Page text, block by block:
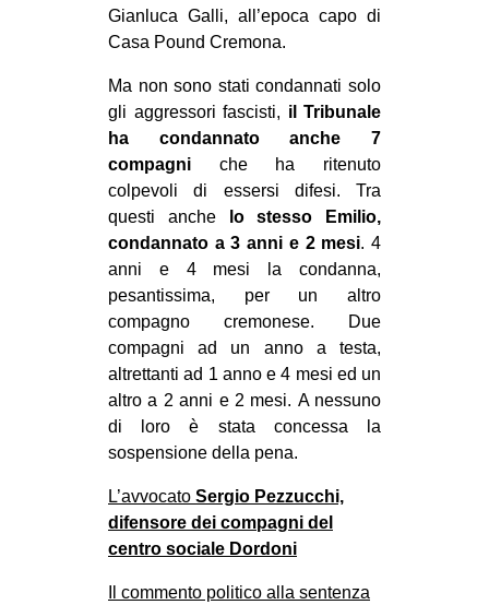
AMERICHE
EUROPA
MEDIO ORIENTE
MONDO
EVENTI
tw
bsky
ms
SEARCH
Gianluca Galli, all’epoca capo di
Casa Pound Cremona.
Ma non sono stati condannati solo
gli aggressori fascisti, il Tribunale
ha condannato anche 7
compagni che ha ritenuto
colpevoli di essersi difesi. Tra
questi anche
lo stesso Emilio,
condannato a 3 anni e 2 mesi. 4
anni e 4 mesi la condanna,
pesantissima, per un altro
compagno cremonese.
Due
compagni ad un anno a testa,
altrettanti ad 1 anno e 4 mesi ed un
altro a 2 anni e 2 mesi. A nessuno
di loro è stata concessa la
sospensione della pena.
L’avvocato Sergio Pezzucchi,
difensore dei compagni del
centro sociale Dordoni
Il commento politico alla sentenza